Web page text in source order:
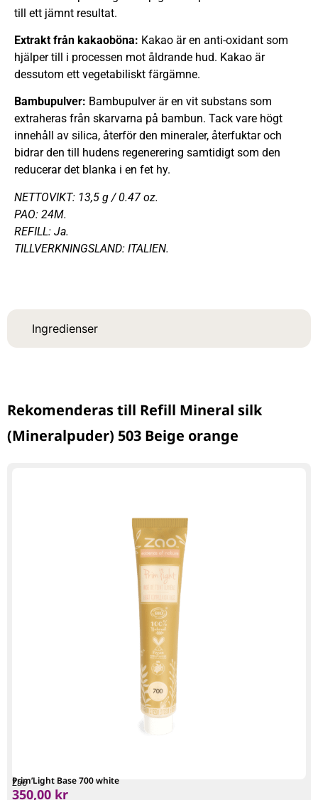
Ingredienser
till ett jämnt resultat.
Extrakt från kakaoböna: Kakao är en anti-oxidant som
hjälper till i processen mot åldrande hud. Kakao är
dessutom ett vegetabiliskt färgämne.
Bambupulver: Bambupulver är en vit substans som
extraheras från skarvarna på bambun. Tack vare högt
innehåll av silica, återför den mineraler, återfuktar och
bidrar den till hudens regenerering samtidigt som den
reducerar det blanka i en fet hy.
NETTOVIKT: 13,5 g / 0.47 oz.
PAO: 24M.
REFILL: Ja.
TILLVERKNINGSLAND: ITALIEN.
Rekomenderas till Refill Mineral silk
(Mineralpuder) 503 Beige orange
Zao
Prim’Light Base 700 white
350,00 kr